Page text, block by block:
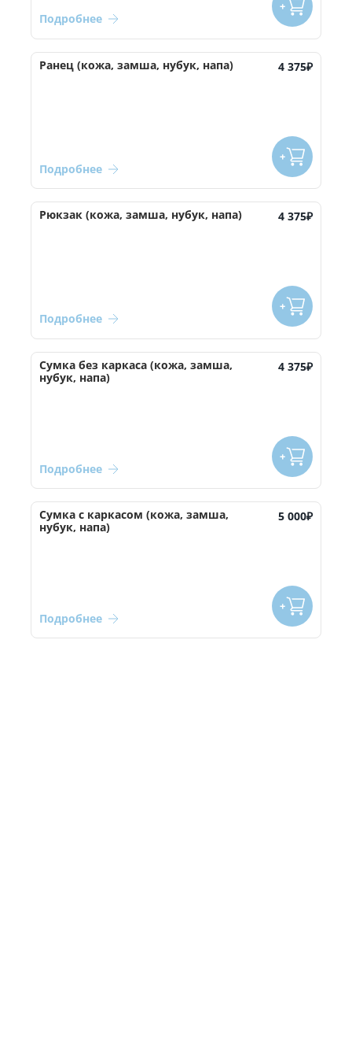
Подробнее
Ранец (кожа, замша, нубук, напа)
Подробнее
4 375₽
Рюкзак (кожа, замша, нубук, напа)
Подробнее
4 375₽
Сумка без каркаса (кожа, замша,
нубук, напа)
Подробнее
4 375₽
Сумка с каркасом (кожа, замша,
нубук, напа)
Подробнее
5 000₽